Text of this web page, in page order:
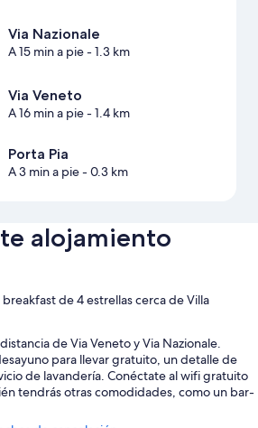
Via Nazionale
A 15 min a pie- 1.3 km
Via Veneto
A 16 min a pie- 1.4 km
Porta Pia
A 3 min a pie- 0.3 km
alojamiento
de 4 estrellas cerca de Villa
de Via Veneto y Via Nazionale.
para llevar gratuito, un detalle de
de lavandería. Conéctate al wifi gratuito
tendrás otras comodidades, como un bar-